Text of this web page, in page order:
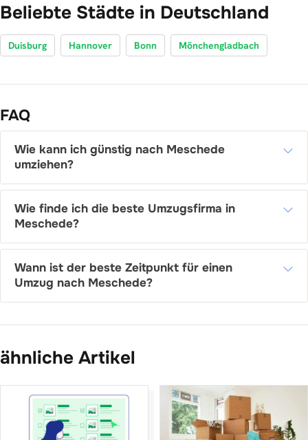
Beliebte Städte in Deutschland
Duisburg Hannover Bonn Mönchengladbach
FAQ
Wie kann ich günstig nach Meschede
umziehen?
Wie finde ich die beste Umzugsfirma in
Meschede?
Wann ist der beste Zeitpunkt für einen
Umzug nach Meschede?
ähnliche Artikel